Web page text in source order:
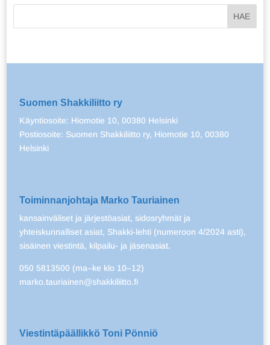
Suomen Shakkiliitto ry
Käyntiosoite: Hiomotie 10, 00380 Helsinki
Postiosoite: Suomen Shakkiliitto ry, Hiomotie 10, 00380
Helsinki
Toiminnanjohtaja Marko Tauriainen
kansainväliset ja järjestöasiat, sidosryhmät ja
yhteiskunnalliset asiat, Shakki-lehti (numeroon 4/2024 asti),
sisäinen viestintä, kilpailu- ja jäsenasiat.
050 5813500 (ma–ke klo 10–12)
marko.tauriainen@shakkiliitto.fi
Viestintäpäällikkö Toni Pönniö